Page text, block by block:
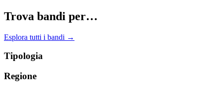
Trova bandi per…
Esplora tutti i bandi →
Tipologia
Regione